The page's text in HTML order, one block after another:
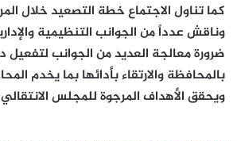
كما تناول الاجتماع خطة التصعيد خلال
وناقش عدداً من الجوانب التنظيمية
ضرورة معالجة العديد من الجوانب لتفعيل
بالمحافظة والارتقاء بأدائها بما يخدم
ويحقق الأهداف المرجوة للمجلس